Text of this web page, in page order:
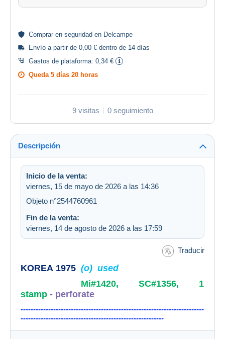
Comprar en seguridad en Delcampe
Envío a partir de 0,00 € dentro de 14 días
Gastos de plataforma: 0,34 €
Queda 5 días 20 horas
9 visitas 0 seguimiento
Descripción
Inicio de la venta:
viernes, 15 de mayo de 2026 a las 14:36
Objeto n°2544760961
Fin de la venta:
viernes, 14 de agosto de 2026 a las 17:59
Traducir
KOREA 1975 (o) used
Mi#1420, SC#1356, 1
stamp - perforate
-------------------------------------------------------------------------
---------------------------------------------------------